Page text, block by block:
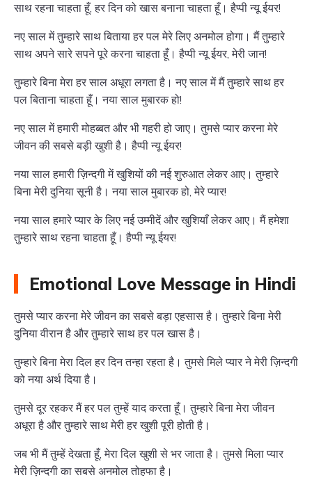
साथ रहना चाहता हूँ, हर दिन को खास बनाना चाहता हूँ। हैप्पी न्यू ईयर!
नए साल में तुम्हारे साथ बिताया हर पल मेरे लिए अनमोल होगा। मैं तुम्हारे
साथ अपने सारे सपने पूरे करना चाहता हूँ। हैप्पी न्यू ईयर, मेरी जान!
तुम्हारे बिना मेरा हर साल अधूरा लगता है। नए साल में मैं तुम्हारे साथ हर
पल बिताना चाहता हूँ। नया साल मुबारक हो!
नए साल में हमारी मोहब्बत और भी गहरी हो जाए। तुमसे प्यार करना मेरे
जीवन की सबसे बड़ी खुशी है। हैप्पी न्यू ईयर!
नया साल हमारी ज़िन्दगी में खुशियों की नई शुरुआत लेकर आए। तुम्हारे
बिना मेरी दुनिया सूनी है। नया साल मुबारक हो, मेरे प्यार!
नया साल हमारे प्यार के लिए नई उम्मीदें और खुशियाँ लेकर आए। मैं हमेशा
तुम्हारे साथ रहना चाहता हूँ। हैप्पी न्यू ईयर!
Emotional Love Message in Hindi
तुमसे प्यार करना मेरे जीवन का सबसे बड़ा एहसास है। तुम्हारे बिना मेरी
दुनिया वीरान है और तुम्हारे साथ हर पल खास है।
तुम्हारे बिना मेरा दिल हर दिन तन्हा रहता है। तुमसे मिले प्यार ने मेरी ज़िन्दगी
को नया अर्थ दिया है।
तुमसे दूर रहकर मैं हर पल तुम्हें याद करता हूँ। तुम्हारे बिना मेरा जीवन
अधूरा है और तुम्हारे साथ मेरी हर खुशी पूरी होती है।
जब भी मैं तुम्हें देखता हूँ, मेरा दिल खुशी से भर जाता है। तुमसे मिला प्यार
मेरी ज़िन्दगी का सबसे अनमोल तोहफा है।